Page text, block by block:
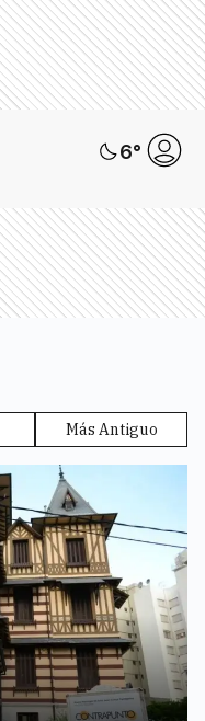
6°
Más Antiguo